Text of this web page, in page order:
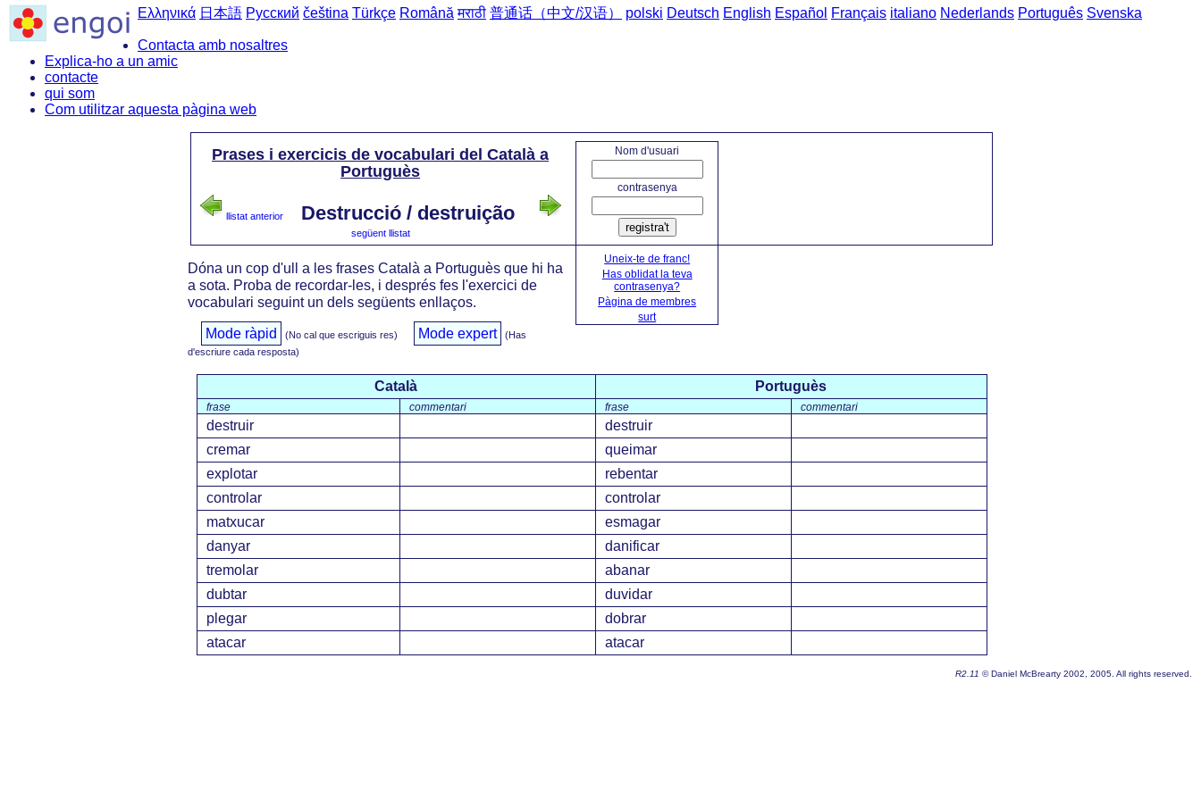
Ελληνικά 日本語 Русский čeština Türkçe Română मराठी 普通话（中文/汉语） polski Deutsch English Español Français italiano Nederlands Português Svenska
Contacta amb nosaltres
Explica-ho a un amic
contacte
qui som
Com utilitzar aquesta pàgina web
Nom d'usuari
contrasenya
registra't
Uneix-te de franc!
Has oblidat la teva
contrasenya?
Pàgina de membres
surt
Prases i exercicis de vocabulari del Català a
Portuguès
llistat anterior Destrucció / destruição
següent llistat
Dóna un cop d'ull a les frases Català a Portuguès que hi ha
a sota. Proba de recordar-les, i després fes l'exercici de
vocabulari seguint un dels següents enllaços.
Mode ràpid (No cal que escriguis res) Mode expert
(Has
d'escriure cada resposta)
Català Portuguès
frase commentari frase commentari
destruir
destruir
cremar
queimar
explotar
rebentar
controlar
controlar
matxucar
esmagar
danyar
danificar
tremolar
abanar
dubtar
duvidar
plegar
dobrar
atacar
atacar
R2.11 © Daniel McBrearty 2002, 2005. All rights reserved.